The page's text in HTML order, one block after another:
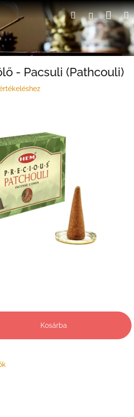
Keresés
- Pacsuli (Pathcouli)
Kosárba